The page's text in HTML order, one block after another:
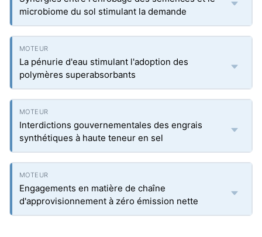
microbiome du sol stimulant la demande
La pénurie d'eau stimulant l'adoption des
polymères superabsorbants
Interdictions gouvernementales des engrais
synthétiques à haute teneur en sel
Engagements en matière de chaîne
d'approvisionnement à zéro émission nette